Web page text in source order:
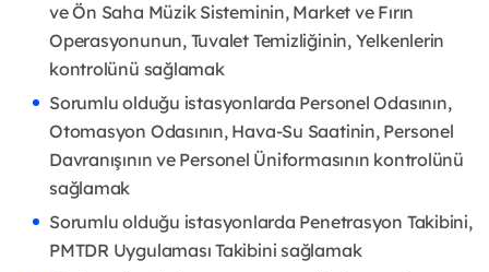
ve Ön Saha Müzik Sisteminin, Market ve Fırın
Operasyonunun, Tuvalet Temizliğinin, Yelkenlerin
kontrolünü sağlamak
Sorumlu olduğu istasyonlarda Personel Odasının,
Otomasyon Odasının, Hava-Su Saatinin, Personel
Davranışının ve Personel Üniformasının kontrolünü
sağlamak
Sorumlu olduğu istasyonlarda Penetrasyon Takibini,
PMTDR Uygulaması Takibini sağlamak